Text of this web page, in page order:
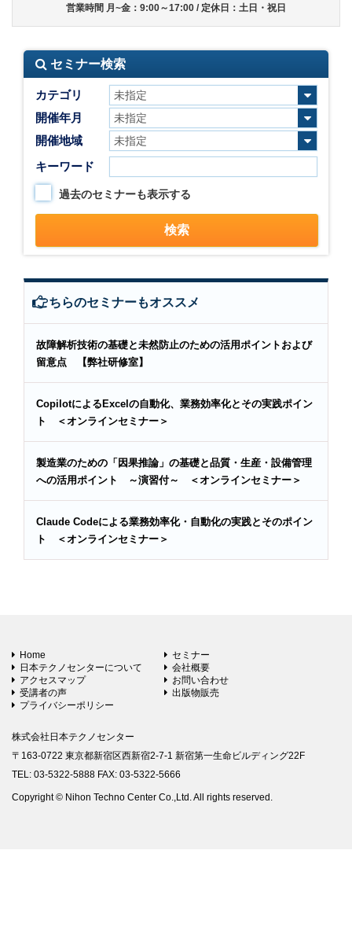
営業時間 月~金：9:00～17:00 / 定休日：土日・祝日
セミナー検索
カテゴリ
開催年月
開催地域
キーワード
過去のセミナーも表示する
こちらのセミナーもオススメ
故障解析技術の基礎と未然防止のための活用ポイントおよび
留意点 【弊社研修室】
CopilotによるExcelの自動化、業務効率化とその実践ポイン
ト ＜オンラインセミナー＞
製造業のための「因果推論」の基礎と品質・生産・設備管理
への活用ポイント ～演習付～ ＜オンラインセミナー＞
Claude Codeによる業務効率化・自動化の実践とそのポイン
ト ＜オンラインセミナー＞
Home
セミナー
日本テクノセンターについて
会社概要
アクセスマップ
お問い合わせ
受講者の声
出版物販売
プライバシーポリシー
株式会社日本テクノセンター
〒163-0722 東京都新宿区西新宿2-7-1 新宿第一生命ビルディング22F
TEL: 03-5322-5888 FAX: 03-5322-5666
Copyright © Nihon Techno Center Co.,Ltd. All rights reserved.